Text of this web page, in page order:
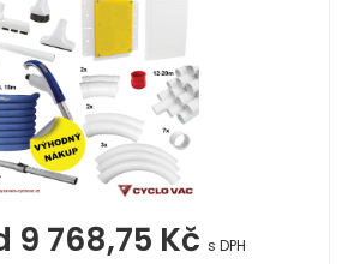
9 768,75 Kč s DPH